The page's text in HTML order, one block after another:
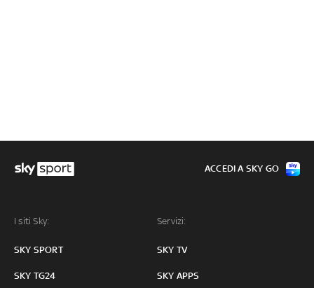
I siti Sky:
SKY SPORT
SKY TG24
Servizi:
SKY TV
SKY APPS
ACCEDI A SKY GO